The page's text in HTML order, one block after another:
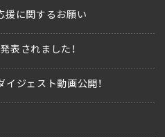
援に関するお願い
表されました！
イジェスト動画公開！